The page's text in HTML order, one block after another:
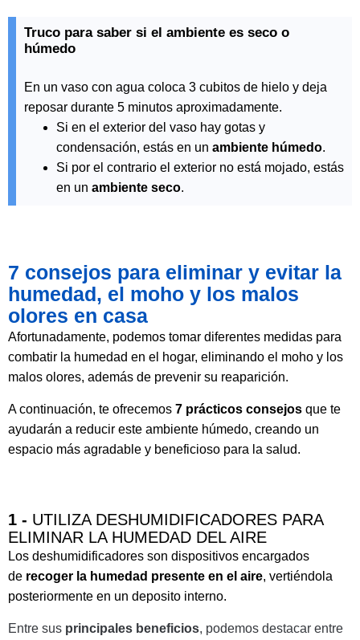
Truco para saber si el ambiente es seco o
húmedo
En un vaso con agua coloca 3 cubitos de hielo y deja
reposar durante 5 minutos aproximadamente.
Si en el exterior del vaso hay gotas y
condensación, estás en un ambiente húmedo.
Si por el contrario el exterior no está mojado, estás
en un ambiente seco.
7 consejos para eliminar y evitar la
humedad, el moho y los malos
olores en casa
Afortunadamente, podemos tomar diferentes medidas para
combatir la humedad en el hogar, eliminando el moho y los
malos olores, además de prevenir su reaparición.
A continuación, te ofrecemos 7 prácticos consejos que te
ayudarán a reducir este ambiente húmedo, creando un
espacio más agradable y beneficioso para la salud.
1 - UTILIZA DESHUMIDIFICADORES PARA
ELIMINAR LA HUMEDAD DEL AIRE
Los deshumidificadores son dispositivos encargados
de recoger la humedad presente en el aire, vertiéndola
posteriormente en un deposito interno.
Entre sus principales beneficios, podemos destacar entre